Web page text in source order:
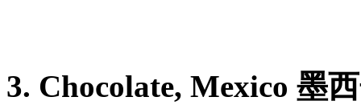
3. Chocolate, Mexico 墨